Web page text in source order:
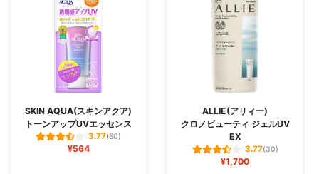
SKIN AQUA(スキンアクア)
トーンアップUVエッセンス
3.77(60)
¥564
ALLIE(アリィー)
クロノビューティ ジェルUV
EX
3.77(30)
¥1,700